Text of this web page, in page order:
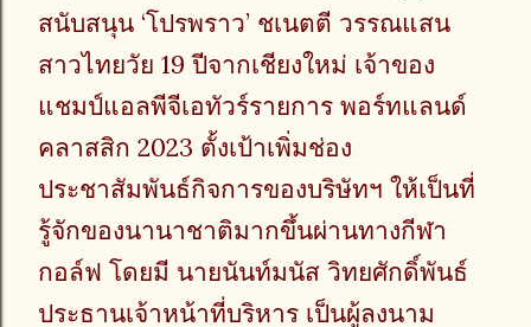
สนับสนุน ‘โปรพราว’ ชเนตตี วรรณแสน
สาวไทยวัย 19 ปีจากเชียงใหม่ เจ้าของ
แชมป์แอลพีจีเอทัวร์รายการ พอร์ทแลนด์
คลาสสิก 2023 ตั้งเป้าเพิ่มช่อง
ประชาสัมพันธ์กิจการของบริษัทฯ ให้เป็นที่
รู้จักของนานาชาติมากขึ้นผ่านทางกีฬา
กอล์ฟ โดยมี นายนันท์มนัส วิทยศักดิ์พันธ์
ประธานเจ้าหน้าที่บริหาร เป็นผู้ลงนาม